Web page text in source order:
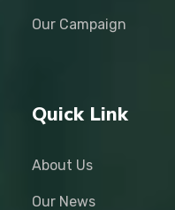
Our Campaign
Quick Link
About Us
Our News